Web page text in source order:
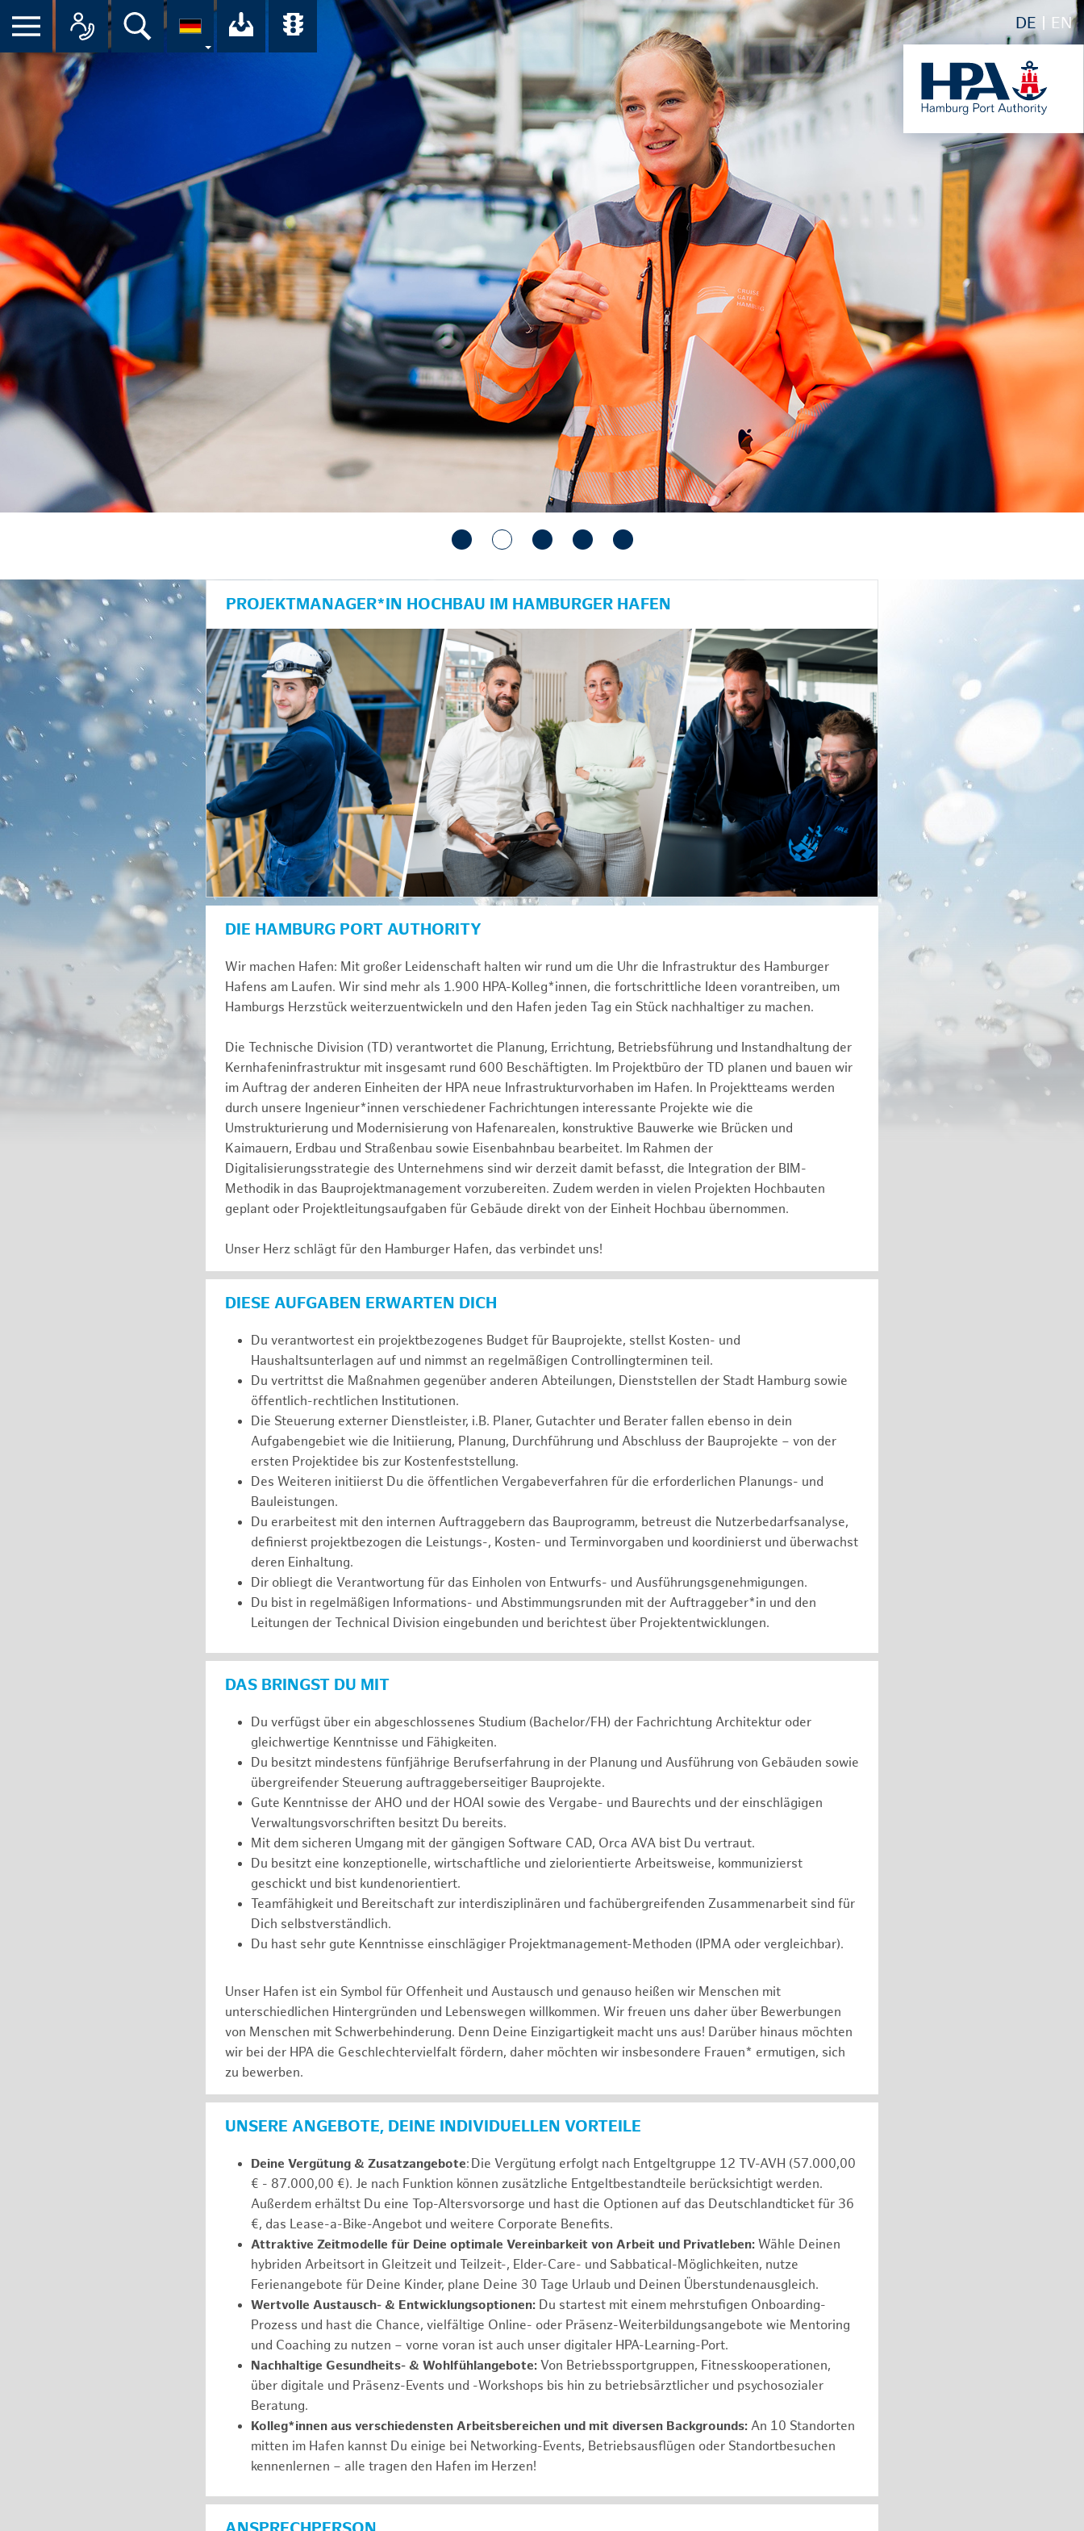
DE EN
Suche Ihr Download-Center der HPA
Übersicht aller Verkehrsmeldungen im Hafen am
PROJEKTMANAGER*IN HOCHBAU IM HAMBURGER HAFEN
DIE HAMBURG PORT AUTHORITY
Wir machen Hafen: Mit großer Leidenschaft halten wir rund um die Uhr die Infrastruktur des Hamburger
Hafens am Laufen. Wir sind mehr als 1.900 HPA-Kolleg*innen, die fortschrittliche Ideen vorantreiben, um
Hamburgs Herzstück weiterzuentwickeln und den Hafen jeden Tag ein Stück nachhaltiger zu machen.
Die Technische Division (TD) verantwortet die Planung, Errichtung, Betriebsführung und Instandhaltung der
Kernhafeninfrastruktur mit insgesamt rund 600 Beschäftigten. Im Projektbüro der TD planen und bauen wir
im Auftrag der anderen Einheiten der HPA neue Infrastrukturvorhaben im Hafen. In Projektteams werden
durch unsere Ingenieur*innen verschiedener Fachrichtungen interessante Projekte wie die
Umstrukturierung und Modernisierung von Hafenarealen, konstruktive Bauwerke wie Brücken und
Kaimauern, Erdbau und Straßenbau sowie Eisenbahnbau bearbeitet. Im Rahmen der
Digitalisierungsstrategie des Unternehmens sind wir derzeit damit befasst, die Integration der BIM-
Methodik in das Bauprojektmanagement vorzubereiten. Zudem werden in vielen Projekten Hochbauten
geplant oder Projektleitungsaufgaben für Gebäude direkt von der Einheit Hochbau übernommen.
Unser Herz schlägt für den Hamburger Hafen, das verbindet uns!
DIESE AUFGABEN ERWARTEN DICH
Du verantwortest ein projektbezogenes Budget für Bauprojekte, stellst Kosten- und
Haushaltsunterlagen auf und nimmst an regelmäßigen Controllingterminen teil.
Du vertrittst die Maßnahmen gegenüber anderen Abteilungen, Dienststellen der Stadt Hamburg sowie
öffentlich-rechtlichen Institutionen.
Die Steuerung externer Dienstleister, i.B. Planer, Gutachter und Berater fallen ebenso in dein
Aufgabengebiet wie die Initiierung, Planung, Durchführung und Abschluss der Bauprojekte – von der
ersten Projektidee bis zur Kostenfeststellung.
Des Weiteren initiierst Du die öffentlichen Vergabeverfahren für die erforderlichen Planungs- und
Bauleistungen.
Du erarbeitest mit den internen Auftraggebern das Bauprogramm, betreust die Nutzerbedarfsanalyse,
definierst projektbezogen die Leistungs-, Kosten- und Terminvorgaben und koordinierst und überwachst
deren Einhaltung.
Dir obliegt die Verantwortung für das Einholen von Entwurfs- und Ausführungsgenehmigungen.
Du bist in regelmäßigen Informations- und Abstimmungsrunden mit der Auftraggeber*in und den
Leitungen der Technical Division eingebunden und berichtest über Projektentwicklungen.
DAS BRINGST DU MIT
Du verfügst über ein abgeschlossenes Studium (Bachelor/FH) der Fachrichtung Architektur oder
gleichwertige Kenntnisse und Fähigkeiten.
Du besitzt mindestens fünfjährige Berufserfahrung in der Planung und Ausführung von Gebäuden sowie
übergreifender Steuerung auftraggeberseitiger Bauprojekte.
Gute Kenntnisse der AHO und der HOAI sowie des Vergabe- und Baurechts und der einschlägigen
Verwaltungsvorschriften besitzt Du bereits.
Mit dem sicheren Umgang mit der gängigen Software CAD, Orca AVA bist Du vertraut.
Du besitzt eine konzeptionelle, wirtschaftliche und zielorientierte Arbeitsweise, kommunizierst
geschickt und bist kundenorientiert.
Teamfähigkeit und Bereitschaft zur interdisziplinären und fachübergreifenden Zusammenarbeit sind für
Dich selbstverständlich.
Du hast sehr gute Kenntnisse einschlägiger Projektmanagement-Methoden (IPMA oder vergleichbar).
Unser Hafen ist ein Symbol für Offenheit und Austausch und genauso heißen wir Menschen mit
unterschiedlichen Hintergründen und Lebenswegen willkommen. Wir freuen uns daher über Bewerbungen
von Menschen mit Schwerbehinderung. Denn Deine Einzigartigkeit macht uns aus! Darüber hinaus möchten
wir bei der HPA die Geschlechtervielfalt fördern, daher möchten wir insbesondere Frauen* ermutigen, sich
zu bewerben.
UNSERE ANGEBOTE, DEINE INDIVIDUELLEN VORTEILE
Deine Vergütung & Zusatzangebote: Die Vergütung erfolgt nach Entgeltgruppe 12 TV-AVH (57.000,00
€ - 87.000,00 €). Je nach Funktion können zusätzliche Entgeltbestandteile berücksichtigt werden.
Außerdem erhältst Du eine Top-Altersvorsorge und hast die Optionen auf das Deutschlandticket für 36
€, das Lease-a-Bike-Angebot und weitere Corporate Benefits.
Attraktive Zeitmodelle für Deine optimale Vereinbarkeit von Arbeit und Privatleben: Wähle Deinen
hybriden Arbeitsort in Gleitzeit und Teilzeit-, Elder-Care- und Sabbatical-Möglichkeiten, nutze
Ferienangebote für Deine Kinder, plane Deine 30 Tage Urlaub und Deinen Überstundenausgleich.
Wertvolle Austausch- & Entwicklungsoptionen: Du startest mit einem mehrstufigen Onboarding-
Prozess und hast die Chance, vielfältige Online- oder Präsenz-Weiterbildungsangebote wie Mentoring
und Coaching zu nutzen – vorne voran ist auch unser digitaler HPA-Learning-Port.
Nachhaltige Gesundheits- & Wohlfühlangebote: Von Betriebssportgruppen, Fitnesskooperationen,
über digitale und Präsenz-Events und -Workshops bis hin zu betriebsärztlicher und psychosozialer
Beratung.
Kolleg*innen aus verschiedensten Arbeitsbereichen und mit diversen Backgrounds: An 10 Standorten
mitten im Hafen kannst Du einige bei Networking-Events, Betriebsausflügen oder Standortbesuchen
kennenlernen – alle tragen den Hafen im Herzen!